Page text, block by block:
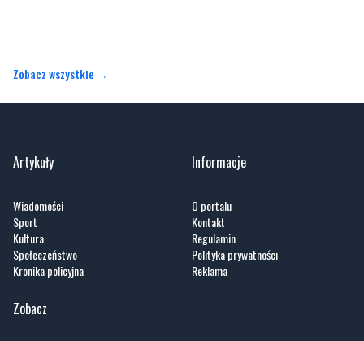
Artykuły
Wiadomości
Sport
Społeczeństwo
Informacje
O portalu
Kontakt